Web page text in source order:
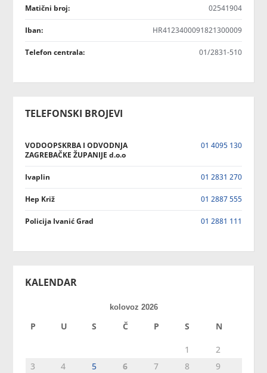
Matični broj: 02541904
Iban: HR4123400091821300009
Telefon centrala: 01/2831-510
TELEFONSKI BROJEVI
VODOOPSKRBA I ODVODNJA
ZAGREBAČKE ŽUPANIJE d.o.o
01 4095 130
Ivaplin 01 2831 270
Hep Križ 01 2887 555
Policija Ivanić Grad 01 2881 111
KALENDAR
kolovoz 2026
P U S Č P S N
1
2
3
4 5 6 7 8
9